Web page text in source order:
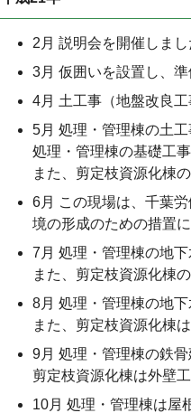
2月 説明会を開催しまし
3月 仮囲いを設置し、準
4月 土工事（地盤改良
5月 処理・管理棟の土
処理・管理棟の基礎工
また、剪定枝資源化棟
6月 この現場は、千葉
境の形成のための措置
7月 処理・管理棟の地
また、剪定枝資源化棟
8月 処理・管理棟の地
また、剪定枝資源化棟
9月 処理・管理棟の鉄骨
剪定枝資源化棟は外壁
10月 処理・管理棟は屋